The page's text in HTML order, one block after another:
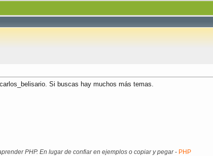
Si buscas hay muchos más temas.
PHP. En lugar de confiar en ejemplos o copiar y pegar- PHP